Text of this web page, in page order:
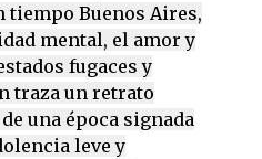
tiempo Buenos Aires,
mental, el amor y
fugaces y
traza un retrato
una época signada
leve y